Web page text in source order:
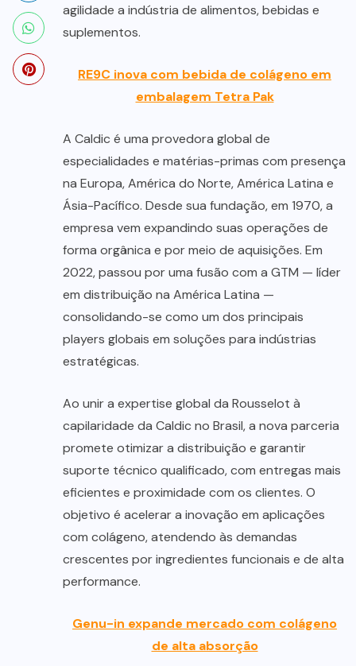
agilidade a indústria de alimentos, bebidas e
suplementos.
RE9C inova com bebida de colágeno em
embalagem Tetra Pak
A Caldic é uma provedora global de
especialidades e matérias-primas com presença
na Europa, América do Norte, América Latina e
Ásia-Pacífico. Desde sua fundação, em 1970, a
empresa vem expandindo suas operações de
forma orgânica e por meio de aquisições. Em
2022, passou por uma fusão com a GTM — líder
em distribuição na América Latina —
consolidando-se como um dos principais
players globais em soluções para indústrias
estratégicas.
Ao unir a expertise global da Rousselot à
capilaridade da Caldic no Brasil, a nova parceria
promete otimizar a distribuição e garantir
suporte técnico qualificado, com entregas mais
eficientes e proximidade com os clientes. O
objetivo é acelerar a inovação em aplicações
com colágeno, atendendo às demandas
crescentes por ingredientes funcionais e de alta
performance.
Genu-in expande mercado com colágeno
de alta absorção